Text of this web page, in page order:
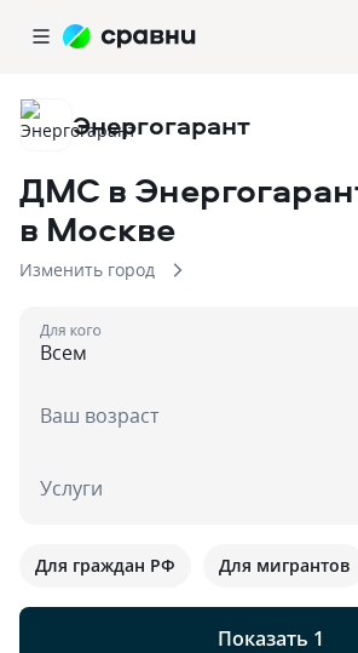
Энергогарант
ДМС в
в Москве
Изменить город
Для кого
Ваш возраст
Услуги
Показать 1
Для граждан РФ Для мигрантов